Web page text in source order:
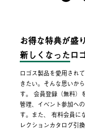
お得な特典が盛
新しくなった ロ
ロゴス製品を愛用され
きたい。そんな思いか
す。 会員登録（無料）
管理、イベント参加へ
す。また、 有料会員に
レクションカタログ引